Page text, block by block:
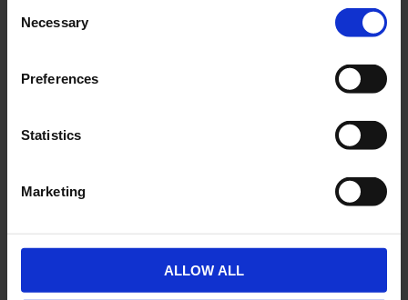
Selection
Necessary
Preferences
Statistics
Marketing
ALLOW ALL
Stemresultaten BAVA ER
stemresultaten van haar Buitengewone
Lees meer